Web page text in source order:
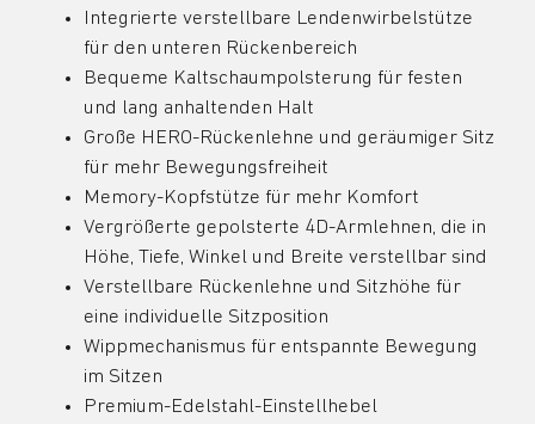
Integrierte verstellbare Lendenwirbelstütze
für den unteren Rückenbereich
Bequeme Kaltschaumpolsterung für festen
und lang anhaltenden Halt
Große HERO-Rückenlehne und geräumiger Sitz
für mehr Bewegungsfreiheit
Memory-Kopfstütze für mehr Komfort
Vergrößerte gepolsterte 4D-Armlehnen, die in
Höhe, Tiefe, Winkel und Breite verstellbar sind
Verstellbare Rückenlehne und Sitzhöhe für
eine individuelle Sitzposition
Wippmechanismus für entspannte Bewegung
im Sitzen
Premium-Edelstahl-Einstellhebel